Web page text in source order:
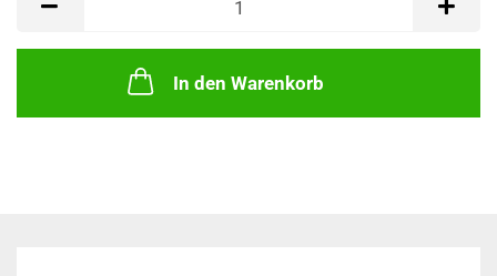
In den Warenkorb